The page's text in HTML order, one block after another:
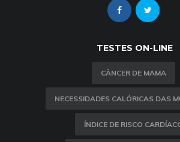
TESTES ON-LINE
CÂNCER DE MAMA
NECESSIDADES CALÓRICAS DAS
ÍNDICE DE RISCO